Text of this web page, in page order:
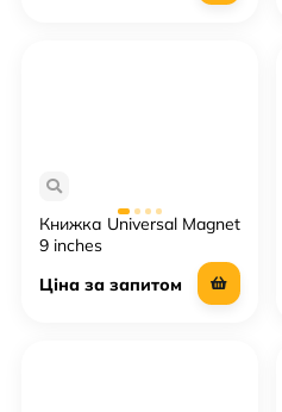
Книжка Universal Magnet
9 inches
Ціна за запитом